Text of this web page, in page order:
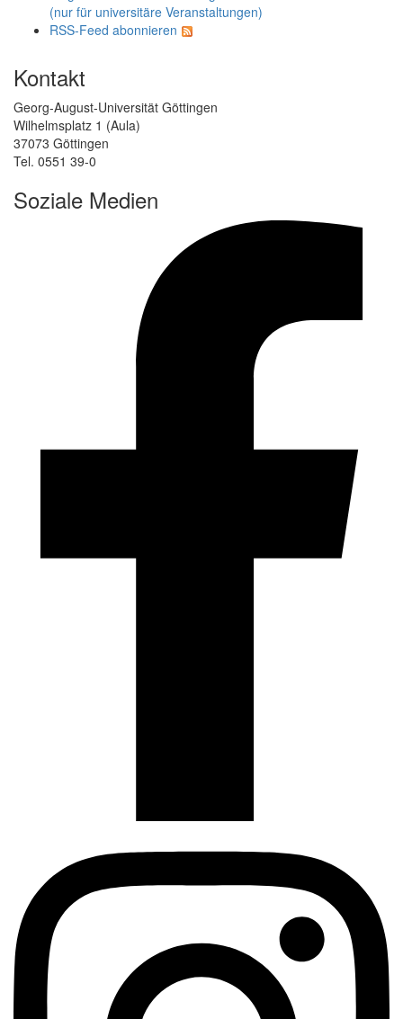
(nur für universitäre Veranstaltungen)
RSS-Feed abonnieren
Kontakt
Georg-August-Universität Göttingen
Wilhelmsplatz 1 (Aula)
37073 Göttingen
Tel. 0551 39-0
Soziale Medien